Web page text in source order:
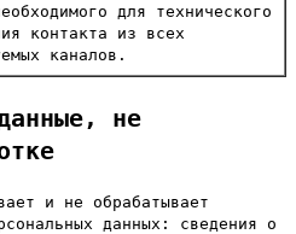
для технического
контакта из всех
каналов.
не
и не обрабатывает
данных: сведения о